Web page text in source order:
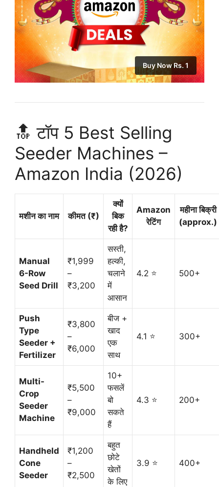
Buy Now Rs. 1
🔝 टॉप 5 Best Selling
Seeder Machines –
Amazon India (2026)
मशीन का नाम कीमत (₹)
क्यों
बिक
रही है?
Amazon
रेटिंग
महीना बिक्री
(approx.)
Manual
6-Row
Seed Drill
₹1,999
–
₹3,200
सस्ती,
हल्की,
चलाने
में
आसान
4.2 ⭐ 500+
Push
Type
Seeder +
Fertilizer
₹3,800
–
₹6,000
बीज +
खाद
एक
साथ
4.1 ⭐ 300+
Multi-
Crop
Seeder
Machine
₹5,500
–
₹9,000
10+
फसलें
बो
सकते
हैं
4.3 ⭐ 200+
Handheld
Cone
Seeder
₹1,200
–
₹2,500
बहुत
छोटे
खेतों
के लिए
3.9 ⭐ 400+